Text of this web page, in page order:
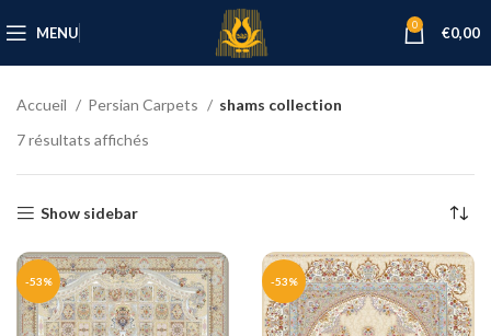
MENU 0 €0,00
Accueil Persian Carpets
shams collection
7 résultats affichés
Show sidebar
-53% -53%